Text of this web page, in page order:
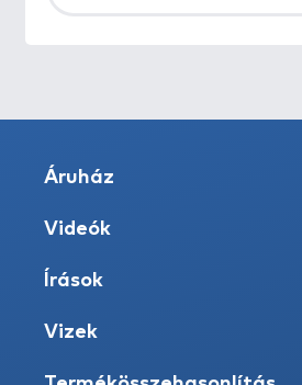
Áruház
Videók
Írások
Vizek